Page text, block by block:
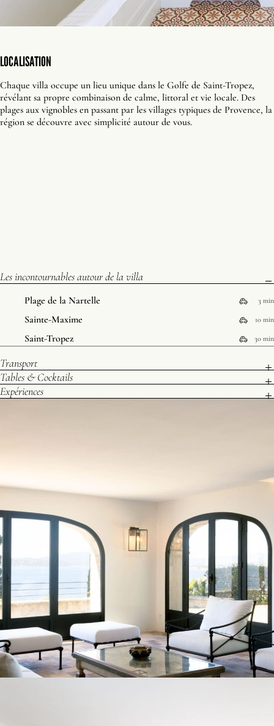
LOCALISATION
Chaque villa occupe un lieu unique dans le Golfe de Saint-Tropez,
révélant sa propre combinaison de calme, littoral et vie locale. Des
plages aux vignobles en passant par les villages typiques de Provence, la
région se découvre avec simplicité autour de vous.
Les incontournables autour de la villa
Plage de la Nartelle 3 min
Sainte-Maxime 10 min
Saint-Tropez 30 min
Transport
Tables & Cocktails
Expériences